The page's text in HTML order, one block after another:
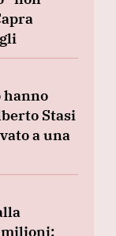
hanno
Stasi
a una
milioni: